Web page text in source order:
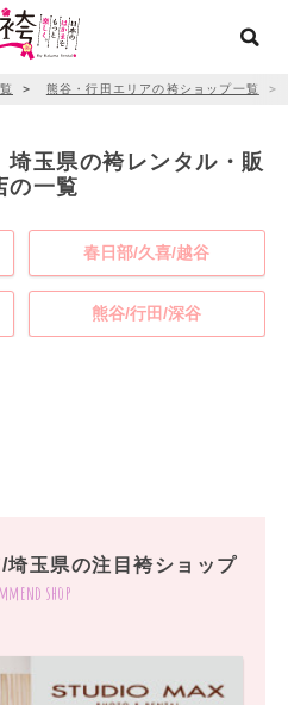
＞ 熊谷・行田エリアの袴ショップ一覧 ＞
玉県の袴レンタル・販
の一覧
春日部/久喜/越谷
熊谷/行田/深谷
埼玉県の注目袴ショップ
shop